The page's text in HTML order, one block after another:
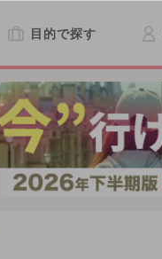
目的で探す